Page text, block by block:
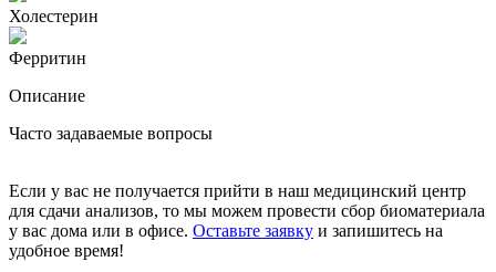
Холестерин
Ферритин
Описание
Часто задаваемые вопросы
Если у вас не получается прийти в наш медицинский центр
для сдачи анализов, то мы можем провести сбор биоматериала
у вас дома или в офисе. Оставьте заявку и запишитесь на
удобное время!